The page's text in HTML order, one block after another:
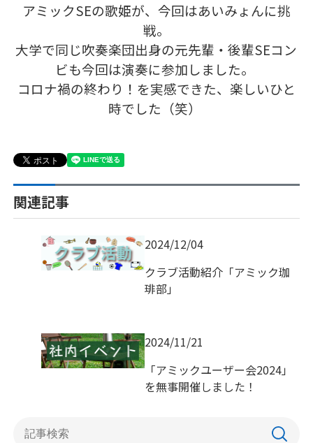
アミックSEの歌姫が、今回はあいみょんに挑
戦。
大学で同じ吹奏楽団出身の元先輩・後輩SEコン
ビも今回は演奏に参加しました。
コロナ禍の終わり！を実感できた、楽しいひと
時でした（笑）
関連記事
2024/12/04
クラブ活動紹介「アミック珈
琲部」
2024/11/21
「アミックユーザー会2024」
を無事開催しました！